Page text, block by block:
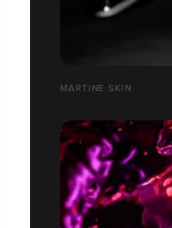
MARTINE SKIN